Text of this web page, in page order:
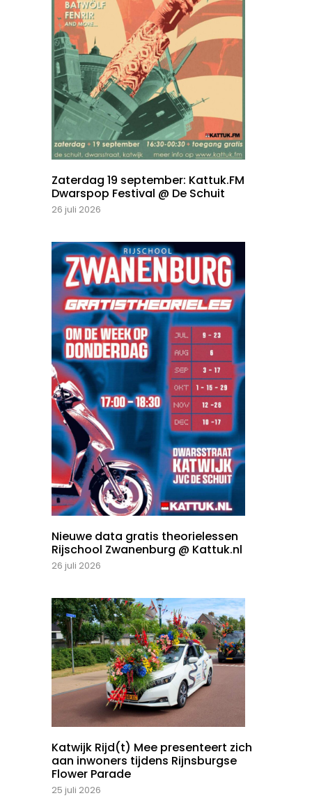
Zaterdag 19 september: Kattuk.FM
Dwarspop Festival @ De Schuit
26 juli 2026
Nieuwe data gratis theorielessen
Rijschool Zwanenburg @ Kattuk.nl
26 juli 2026
Katwijk Rijd(t) Mee presenteert zich
aan inwoners tijdens Rijnsburgse
Flower Parade
25 juli 2026